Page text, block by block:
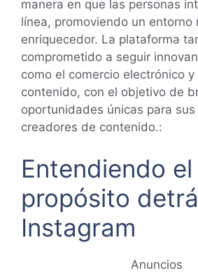
manera en que las personas
línea, promoviendo un entorno
enriquecedor. La plataforma
comprometido a seguir
como el comercio electrónico
contenido, con el objetivo de
oportunidades únicas para
creadores de contenido.:
Entendiendo el
propósito
Instagram
Anuncios